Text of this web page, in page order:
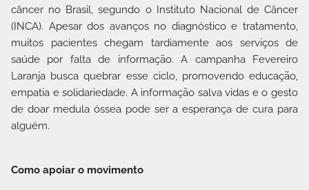
câncer no Brasil, segundo o Instituto Nacional de Câncer
(INCA). Apesar dos avanços no diagnóstico e tratamento,
muitos pacientes chegam tardiamente aos serviços de
saúde por falta de informação. A campanha Fevereiro
Laranja busca quebrar esse ciclo, promovendo educação,
empatia e solidariedade. A informação salva vidas e o gesto
de doar medula óssea pode ser a esperança de cura para
alguém.
Como apoiar o movimento